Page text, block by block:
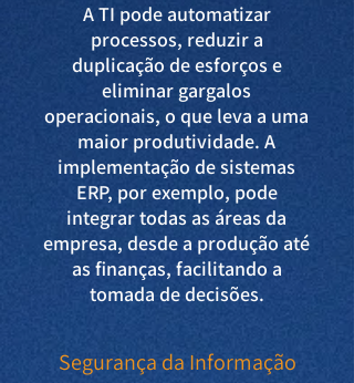
A TI pode automatizar
processos, reduzir a
duplicação de esforços e
eliminar gargalos
operacionais, o que leva a uma
maior produtividade. A
implementação de sistemas
ERP, por exemplo, pode
integrar todas as áreas da
empresa, desde a produção até
as finanças, facilitando a
tomada de decisões.
Segurança da Informação